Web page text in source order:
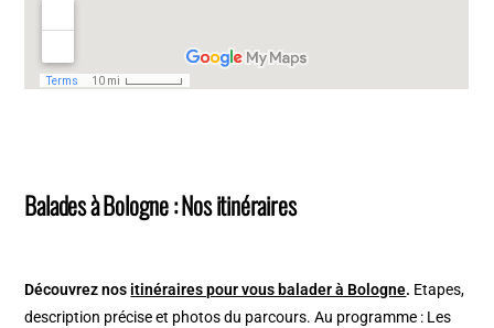
Balades à Bologne : Nos itinéraires
Découvrez nos itinéraires pour vous balader à Bologne. Etapes,
description précise et photos du parcours. Au programme : Les